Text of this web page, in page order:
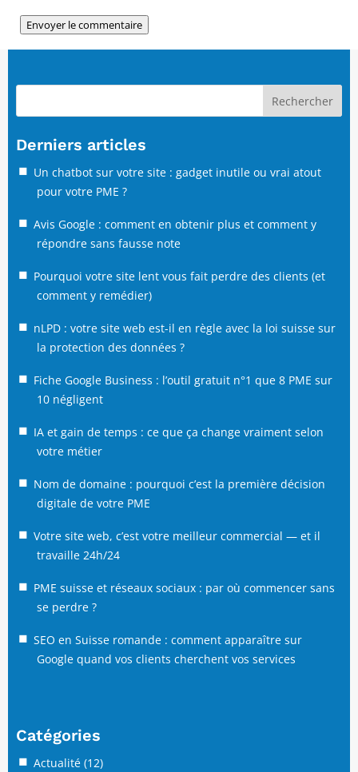
Envoyer le commentaire
Rechercher
Derniers articles
Un chatbot sur votre site : gadget inutile ou vrai atout
pour votre PME ?
Avis Google : comment en obtenir plus et comment y
répondre sans fausse note
Pourquoi votre site lent vous fait perdre des clients (et
comment y remédier)
nLPD : votre site web est-il en règle avec la loi suisse sur
la protection des données ?
Fiche Google Business : l’outil gratuit n°1 que 8 PME sur
10 négligent
IA et gain de temps : ce que ça change vraiment selon
votre métier
Nom de domaine : pourquoi c’est la première décision
digitale de votre PME
Votre site web, c’est votre meilleur commercial — et il
travaille 24h/24
PME suisse et réseaux sociaux : par où commencer sans
se perdre ?
SEO en Suisse romande : comment apparaître sur
Google quand vos clients cherchent vos services
Catégories
Actualité (12)